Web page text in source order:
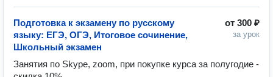
от 300 ₽
за урок
Подготовка к экзамену по русскому
языку: ЕГЭ, ОГЭ, Итоговое сочинение,
Школьный экзамен
Занятия по Skype, zoom, при покупке курса за полугодие -